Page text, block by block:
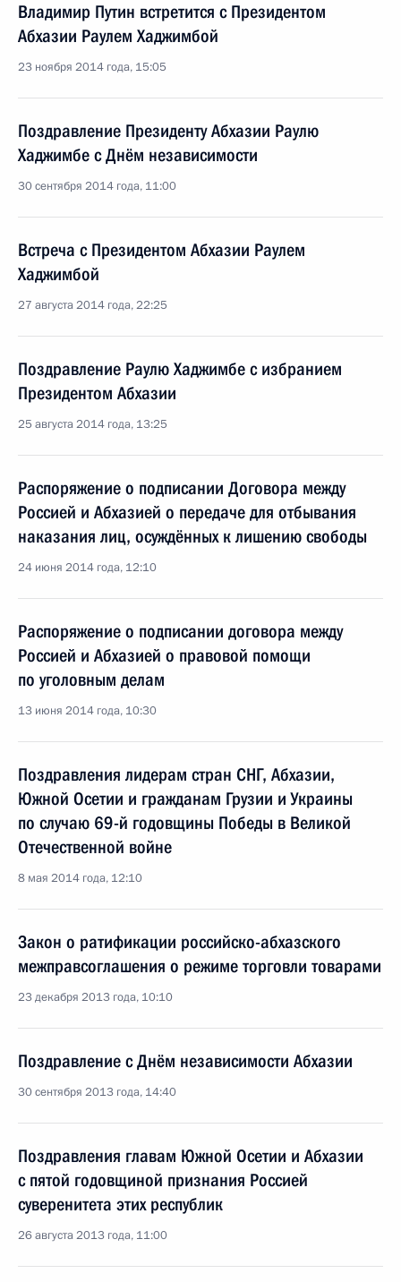
Владимир Путин встретится с Президентом
Абхазии Раулем Хаджимбой
23 ноября 2014 года, 15:05
Поздравление Президенту Абхазии Раулю
Хаджимбе с Днём независимости
30 сентября 2014 года, 11:00
Встреча с Президентом Абхазии Раулем
Хаджимбой
27 августа 2014 года, 22:25
Поздравление Раулю Хаджимбе с избранием
Президентом Абхазии
25 августа 2014 года, 13:25
Распоряжение о подписании Договора между
Россией и Абхазией о передаче для отбывания
наказания лиц, осуждённых к лишению свободы
24 июня 2014 года, 12:10
Распоряжение о подписании договора между
Россией и Абхазией о правовой помощи
по уголовным делам
13 июня 2014 года, 10:30
Поздравления лидерам стран СНГ, Абхазии,
Южной Осетии и гражданам Грузии и Украины
по случаю 69-й годовщины Победы в Великой
Отечественной войне
8 мая 2014 года, 12:10
Закон о ратификации российско-абхазского
межправсоглашения о режиме торговли товарами
23 декабря 2013 года, 10:10
Поздравление с Днём независимости Абхазии
30 сентября 2013 года, 14:40
Поздравления главам Южной Осетии и Абхазии
с пятой годовщиной признания Россией
суверенитета этих республик
26 августа 2013 года, 11:00